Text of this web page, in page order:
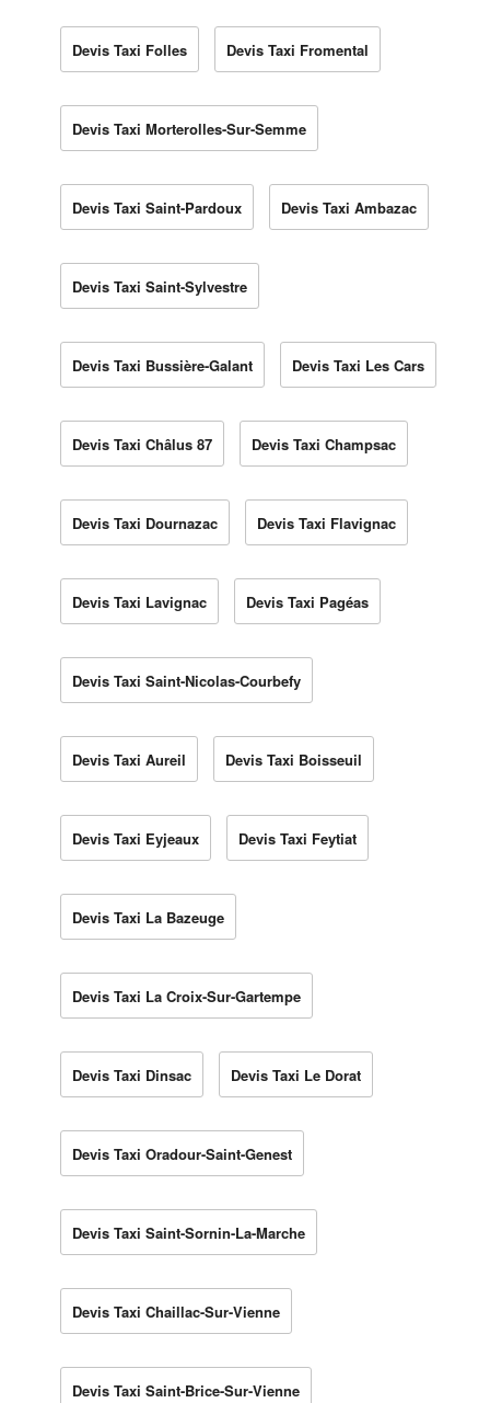
Devis Taxi Folles Devis Taxi Fromental
Devis Taxi Morterolles-Sur-Semme
Devis Taxi Saint-Pardoux Devis Taxi Ambazac
Devis Taxi Saint-Sylvestre
Devis Taxi Bussière-Galant Devis Taxi Les Cars
Devis Taxi Châlus 87 Devis Taxi Champsac
Devis Taxi Dournazac Devis Taxi Flavignac
Devis Taxi Lavignac Devis Taxi Pagéas
Devis Taxi Saint-Nicolas-Courbefy
Devis Taxi Aureil Devis Taxi Boisseuil
Devis Taxi Eyjeaux Devis Taxi Feytiat
Devis Taxi La Bazeuge
Devis Taxi La Croix-Sur-Gartempe
Devis Taxi Dinsac Devis Taxi Le Dorat
Devis Taxi Oradour-Saint-Genest
Devis Taxi Saint-Sornin-La-Marche
Devis Taxi Chaillac-Sur-Vienne
Devis Taxi Saint-Brice-Sur-Vienne